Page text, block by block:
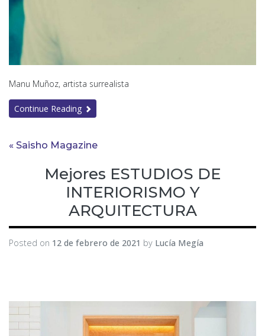
Manu Muñoz, artista surrealista
Continue Reading
« Saisho Magazine
Mejores ESTUDIOS DE
INTERIORISMO Y
ARQUITECTURA
Posted on 12 de febrero de 2021 by Lucía Megía